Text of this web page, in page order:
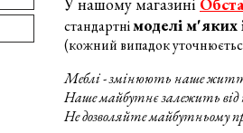
стандартнімоделі м'яких
(кожний випадок
Меблі - змінюють наше
Наше майбутнє залежить від
Не дозволяйте майбутньому